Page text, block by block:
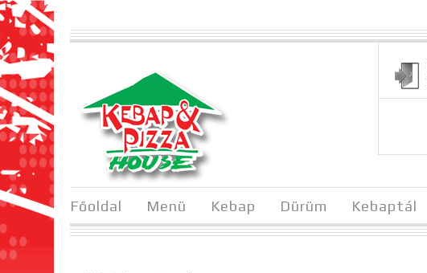
Főoldal Menü Kebap Dürüm Kebaptál